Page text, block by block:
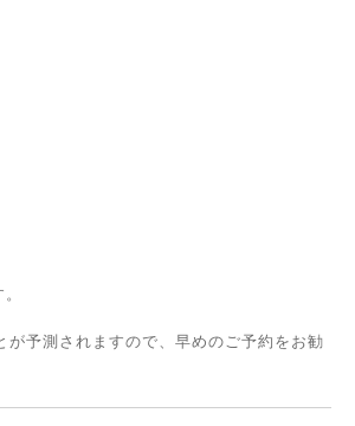
が予測されますので、早めのご予約をお勧